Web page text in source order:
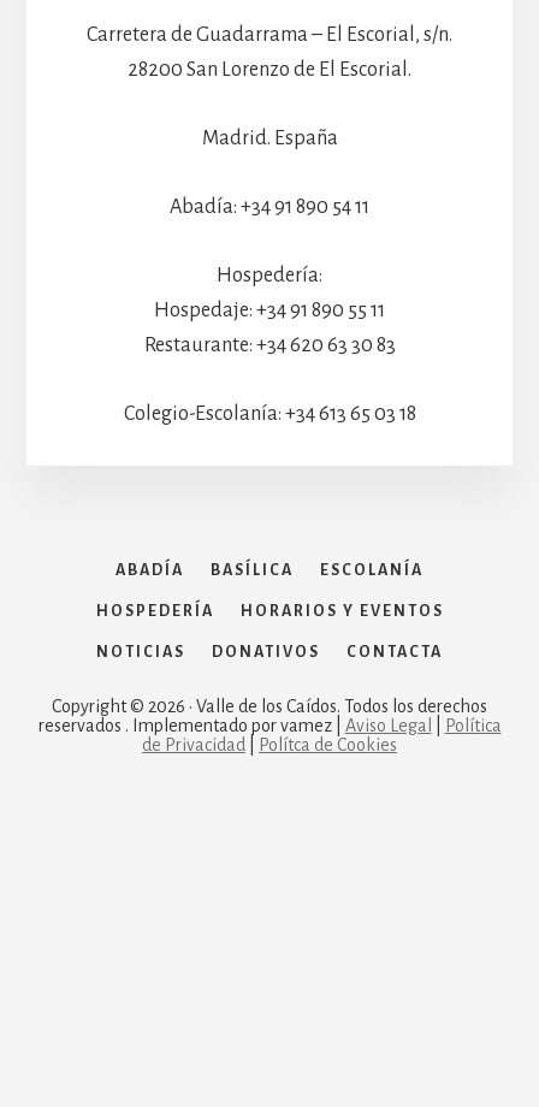
Carretera de Guadarrama – El Escorial, s/n.
28200 San Lorenzo de El Escorial.
Madrid. España
Abadía: +34 91 890 54 11
Hospedería:
Hospedaje: +34 91 890 55 11
Restaurante: +34 620 63 30 83
Colegio-Escolanía: +34 613 65 03 18
ABADÍA BASÍLICA ESCOLANÍA
HOSPEDERÍA HORARIOS Y EVENTOS
NOTICIAS DONATIVOS CONTACTA
Copyright © 2026 · Valle de los Caídos. Todos los derechos
reservados . Implementado por vamez | Aviso Legal
Política
de Privacidad
Polítca de Cookies